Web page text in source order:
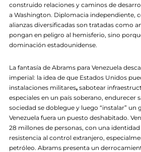
construido relaciones y caminos de
a Washington. Diplomacia independiente,
alianzas diversificadas son tratadas como
pongan en peligro al hemisferio, sino
dominación estadounidense.
La fantasía de Abrams para Venezuela
imperial: la idea de que Estados Unidos
instalaciones militares, sabotear
especiales en un país soberano, endurecer
sociedad se doblegue y luego “instalar”
Venezuela fuera un puesto deshabitado.
28 millones de personas, con una
resistencia al control extranjero,
petróleo. Abrams presenta un